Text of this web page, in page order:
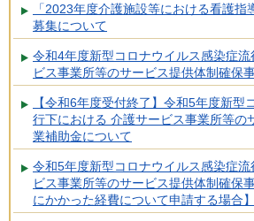
「2023年度介護施設等における看護
募集について
令和4年度新型コロナウイルス感染症
ビス事業所等のサービス提供体制確保
【令和6年度受付終了】令和5年度新型
行下における 介護サービス事業所等の
業補助金について
令和5年度新型コロナウイルス感染症
ビス事業所等のサービス提供体制確保
にかかった経費について申請する場合】